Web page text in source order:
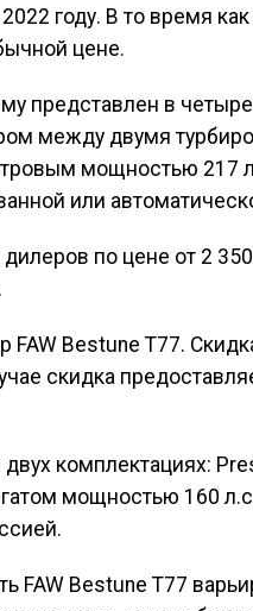
году. В то время
цене.
представлен в
между двумя
мощностью 217
или
дилеров по цене от 2
Bestune T77.
скидка
комплектациях:
мощностью 160
FAW Bestune T77